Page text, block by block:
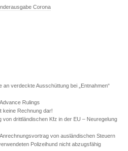
Corona
verdeckte Ausschüttung bei „Entnahmen“
Rulings
keine Rechnung dar!
von drittländischen Kfz in der EU – Neuregelung
von ausländischen Steuern
Polizeihund nicht abzugsfähig